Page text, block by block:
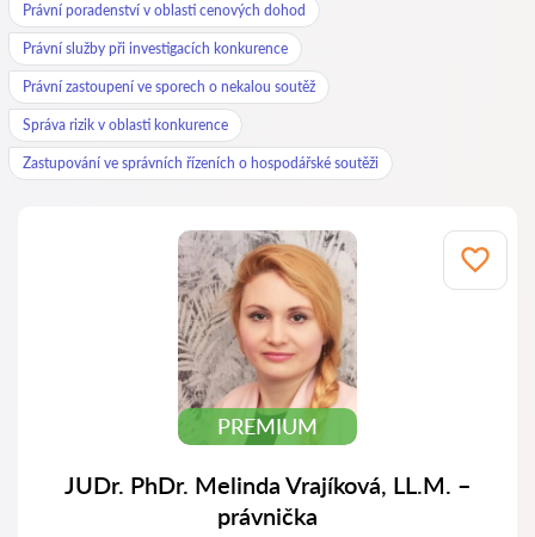
Právní poradenství v oblasti cenových dohod
Právní služby při investigacích konkurence
Právní zastoupení ve sporech o nekalou soutěž
Správa rizik v oblasti konkurence
Zastupování ve správních řízeních o hospodářské soutěži
PREMIUM
JUDr. PhDr. Melinda Vrajíková, LL.M. –
právnička